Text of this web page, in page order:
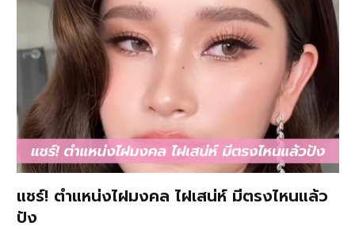
แชร์! ตำแหน่งไฝมงคล ไฝเสน่ห์ มีตรงไหนแล้ว
ปัง